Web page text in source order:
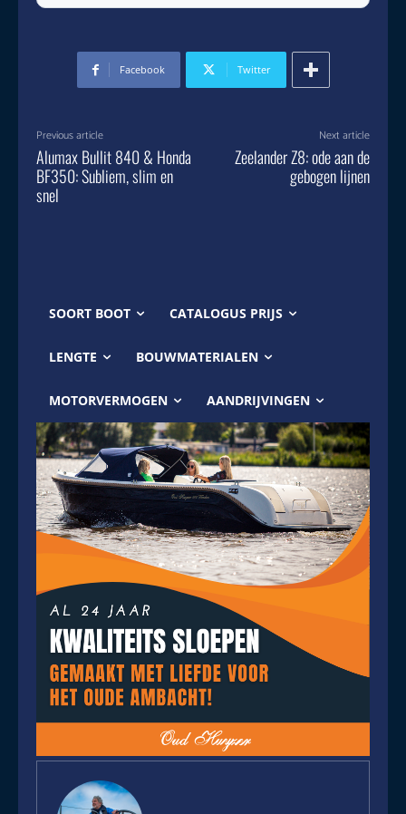
Facebook Twitter
Previous article
Alumax Bullit 840 & Honda
BF350: Subliem, slim en
snel
Next article
Zeelander Z8: ode aan de
gebogen lijnen
SOORT BOOT CATALOGUS PRIJS
LENGTE BOUWMATERIALEN
MOTORVERMOGEN AANDRIJVINGEN